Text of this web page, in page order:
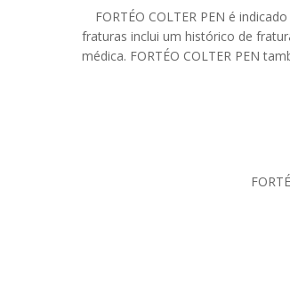
Contato
Minha conta
Cadastrar-se
FORTÉO COLTER PEN é
fraturas inclui um histórico de
médica. FORTÉO COLTER PEN